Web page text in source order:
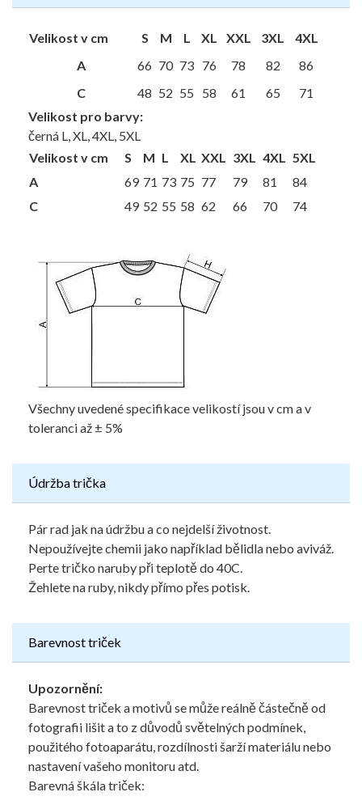
Velikost v cm S M L XL XXL 3XL
4XL
A
66 70 73 76 78 82
86
C
48 52 55 58 61 65
71
Velikost pro barvy:
černá L, XL, 4XL, 5XL
Velikost v cm
S M L XL XXL 3XL 4XL 5XL
A
69 71 73 75 77 79 81
84
C
49 52 55 58 62 66 70 74
Všechny uvedené specifikace velikostí jsou v cm a v
toleranci až ± 5%
Údržba trička
Pár rad jak na údržbu a co nejdelší životnost.
Nepoužívejte chemii jako například bělidla nebo aviváž.
Perte tričko naruby při teplotě do 40C.
Žehlete na ruby, nikdy přímo přes potisk.
Barevnost triček
Upozornění:
Barevnost triček a motivů se může reálně částečně od
fotografii lišit a to z důvodů světelných podmínek,
použitého fotoaparátu, rozdílnosti šarží materiálu nebo
nastavení vašeho monitoru atd.
Barevná škála triček: